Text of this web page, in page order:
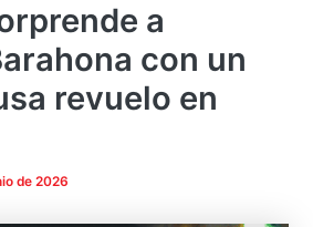
a
con un
revuelo en
de 2026